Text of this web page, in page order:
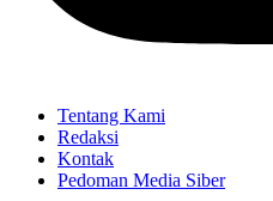
Tentang Kami
Redaksi
Kontak
Pedoman Media Siber